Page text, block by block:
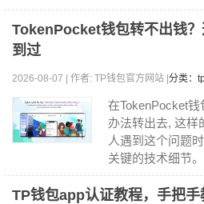
TokenPocket钱包转不出钱
到过
2026-08-07 | 作者: TP钱包官方网站 | 分类：
在TokenPocket
办法转出去, 这样
人遇到这个问题
关键的技术细节
TP钱包app认证教程，手把